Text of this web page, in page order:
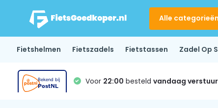
Alle categorieën
Fietshelmen Fietszadels Fietstassen Zadel Op
Voor 22:00 besteld vandaag